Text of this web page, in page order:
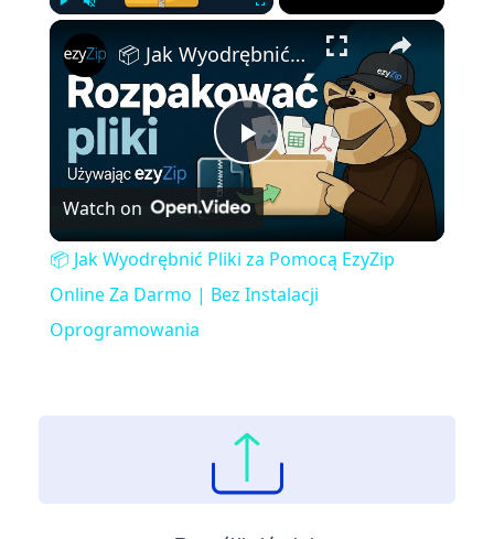
×
Play
Video
📦 Jak Wyodrębnić Pliki za Pomocą EzyZip Online Za Darmo | Bez Instalacji Oprogramowania
Watch on
📦 Jak Wyodrębnić Pliki za Pomocą EzyZip
Online Za Darmo | Bez Instalacji
Oprogramowania